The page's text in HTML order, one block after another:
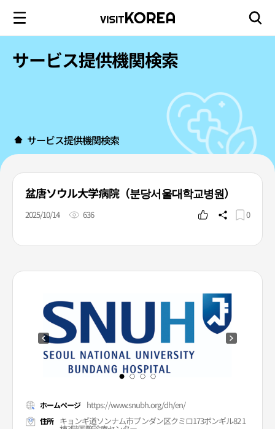
サービス提供機関検索
サービス提供機関検索
盆唐ソウル大学病院（분당서울대학교병원）
2025/10/14 636 0
ホームページ https://www.snubh.org/dh/en/
住所 キョンギ道ソンナム市プンダン区クミロ173ボンギル82 1